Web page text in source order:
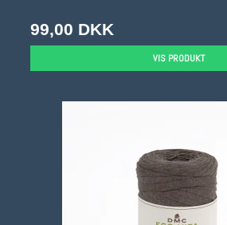
99,00 DKK
VIS PRODUKT